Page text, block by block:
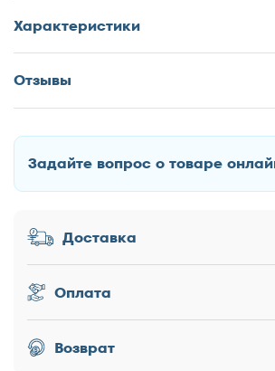
Характеристики
Отзывы
Оставить отзыв о
Как Вас зовут?
Заголовок
Оценка товара
Задайте вопрос о товаре
Доставка
Оплата
Возврат